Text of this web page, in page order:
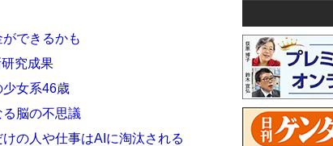
できるかも
究成果
女系46歳
脳の不思議
の人や仕事はAIに淘汰される